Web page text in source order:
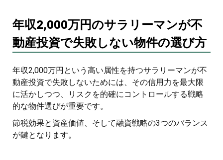
年収2,000万円のサラリーマンが不
動産投資で失敗しない物件の選び方
年収2,000万円という高い属性を持つサラリーマンが不
動産投資で失敗しないためには、その信用力を最大限
に活かしつつ、リスクを的確にコントロールする戦略
的な物件選びが重要です。
節税効果と資産価値、そして融資戦略の3つのバランス
が鍵となります。